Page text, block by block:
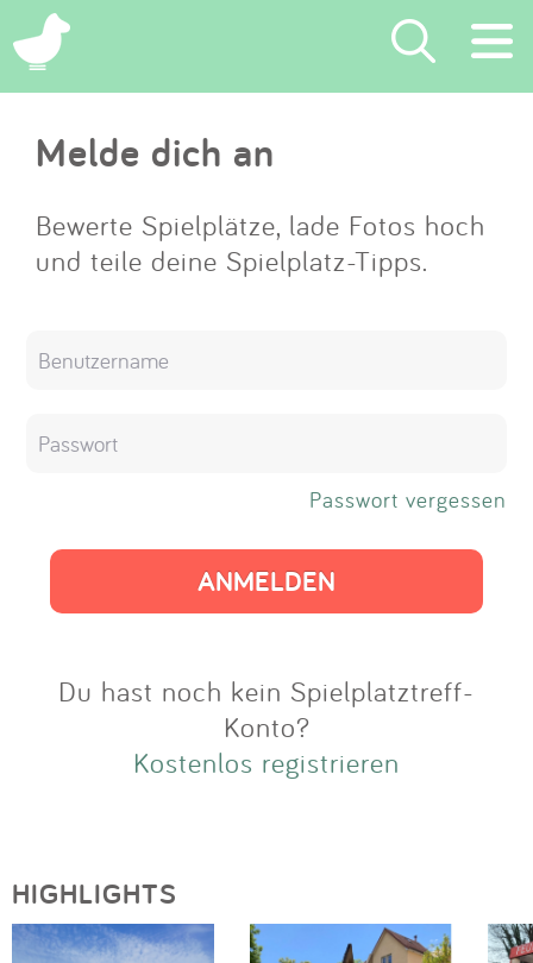
×
Suchen
Eintragen
App
Melde dich an
Bewerte Spielplätze, lade Fotos hoch
und teile deine Spielplatz-Tipps.
Passwort vergessen
Du hast noch kein Spielplatztreff-
Konto?
Kostenlos registrieren
HIGHLIGHTS